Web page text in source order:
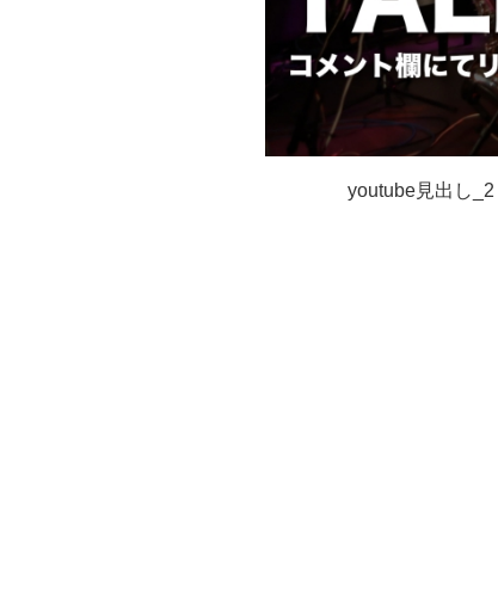
youtube見出し_2